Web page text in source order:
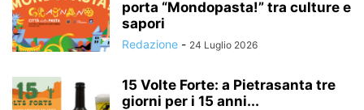
porta “Mondopasta!” tra culture e
sapori
Redazione - 24 Luglio 2026
15 Volte Forte: a Pietrasanta tre
giorni per i 15 anni...